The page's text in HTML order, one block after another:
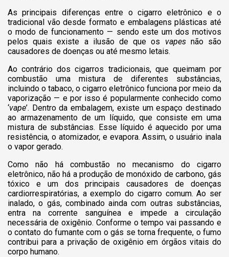
As principais diferenças entre o cigarro eletrônico e o
tradicional vão desde formato e embalagens plásticas até
o modo de funcionamento — sendo este um dos motivos
pelos quais existe a ilusão de que os vapesnão são
causadores de doenças ou até mesmo letais.
Ao contrário dos cigarros tradicionais, que queimam por
combustão uma mistura de diferentes substâncias,
incluindo o tabaco, o cigarro eletrônico funciona por meio da
vaporização — e por isso é popularmente conhecido como
‘vape’. Dentro da embalagem, existe um espaço destinado
ao armazenamento de um líquido, que consiste em uma
mistura de substâncias. Esse líquido é aquecido por uma
resistência, o atomizador, e evapora. Assim, o usuário inala
o vapor gerado.
Como não há combustão no mecanismo do cigarro
eletrônico, não há a produção de monóxido de carbono, gás
tóxico e um dos principais causadores de doenças
cardiorrespiratórias, a exemplo do cigarro comum. Ao ser
inalado, o gás, combinado ainda com outras substâncias,
entra na corrente sanguínea e impede a circulação
necessária de oxigênio. Conforme o tempo vai passando e
o contato do fumante com o gás se torna frequente, o fumo
contribui para a privação de oxigênio em órgãos vitais do
corpo humano.